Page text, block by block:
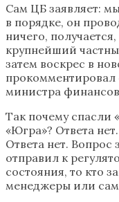
Сам ЦБ заявляет:
в порядке, он
ничего,
крупнейший
затем воскрес в
прокомментировал
министра
Так почему спасли
«Югра»? Ответа
Ответа нет.
отправил к
состояния, то кто
менеджеры или